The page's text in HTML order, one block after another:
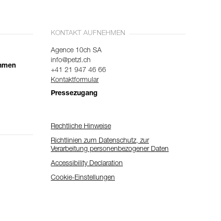
KONTAKT AUFNEHMEN
Agence 10ch SA
info@petzl.ch
+41 21 947 46 66
Kontaktformular
Pressezugang
Rechtliche Hinweise
Richtlinien zum Datenschutz, zur
Verarbeitung personenbezogener Daten
Accessibility Declaration
Cookie-Einstellungen